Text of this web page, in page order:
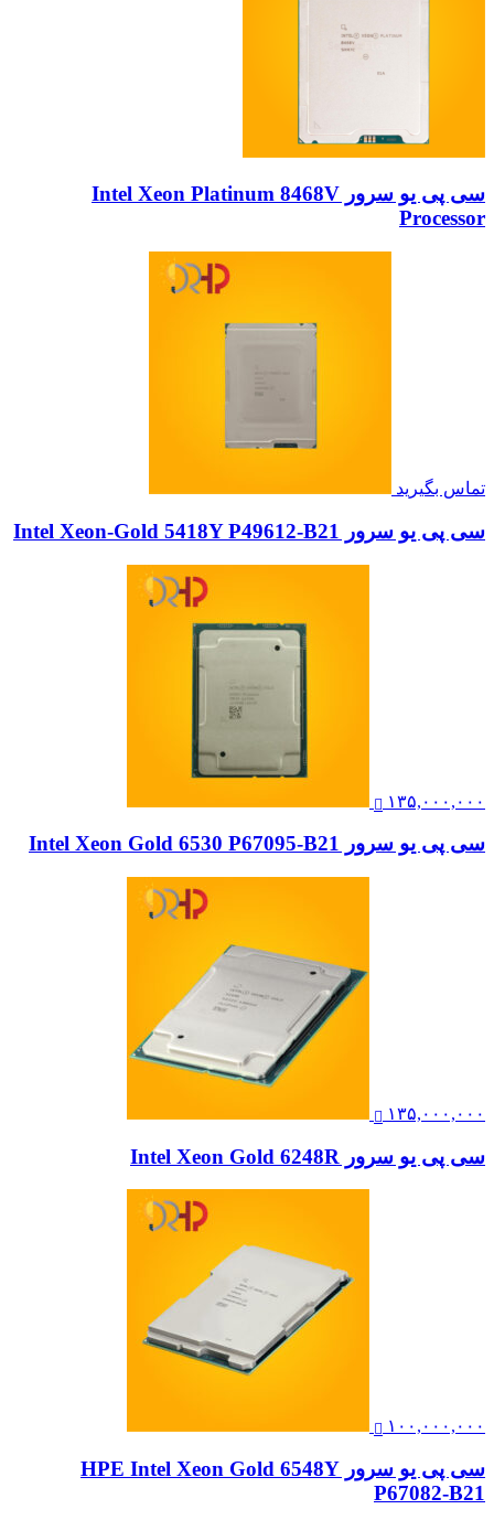
سی پی یو سرور Intel Xeon Platinum 8468V
Processor
تماس بگیرید
سی پی یو سرور Intel Xeon-Gold 5418Y P49612-B21
۱۳۵,۰۰۰,۰۰۰
سی پی یو سرور Intel Xeon Gold 6530 P67095-B21
۱۳۵,۰۰۰,۰۰۰
سی پی یو سرور Intel Xeon Gold 6248R
۱۰۰,۰۰۰,۰۰۰
سی پی یو سرور HPE Intel Xeon Gold 6548Y
P67082-B21